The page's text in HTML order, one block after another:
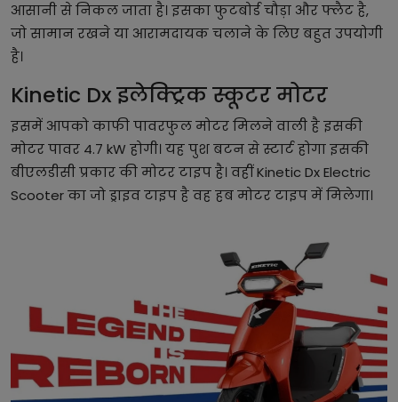
आसानी से निकल जाता है। इसका फुटबोर्ड चौड़ा और फ्लैट है,
जो सामान रखने या आरामदायक चलाने के लिए बहुत उपयोगी
है।
Kinetic Dx इलेक्ट्रिक स्कूटर मोटर
इसमें आपको काफी पावरफुल मोटर मिलने वाली है इसकी
मोटर पावर 4.7 kW होगी। यह पुश बटन से स्टार्ट होगा इसकी
बीएलडीसी प्रकार की मोटर टाइप है। वहीं Kinetic Dx Electric
Scooter का जो ड्राइव टाइप है वह हब मोटर टाइप में मिलेगा।